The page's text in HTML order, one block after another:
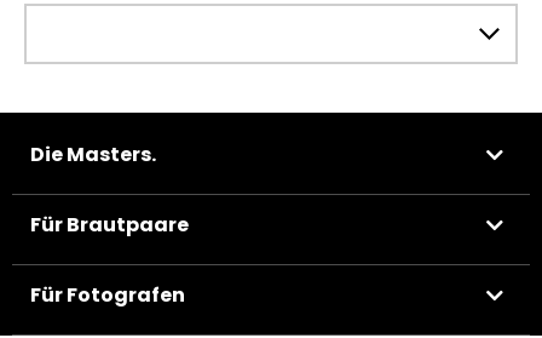
Die Masters.
Für Brautpaare
Für Fotografen